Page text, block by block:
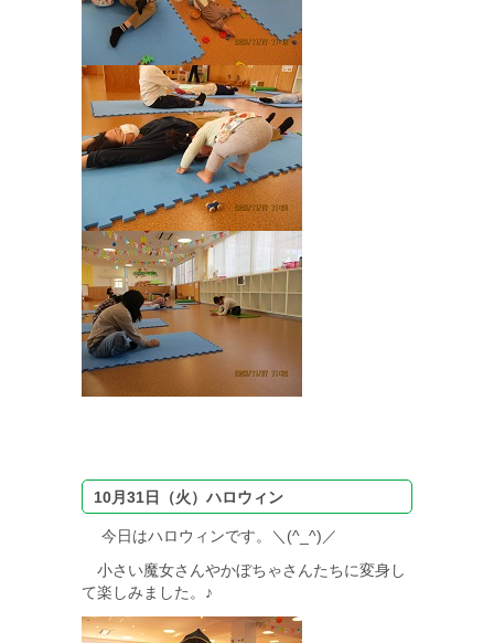
10月31日（火）ハロウィン
今日はハロウィンです。＼(^_^)／
小さい魔女さんやかぼちゃさんたちに変身し
て楽しみました。♪